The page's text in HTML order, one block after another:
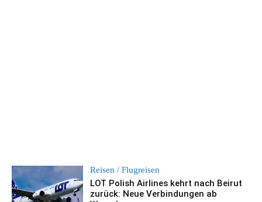
Reisen / Flugreisen
LOT Polish Airlines kehrt nach Beirut
zurück: Neue Verbindungen ab